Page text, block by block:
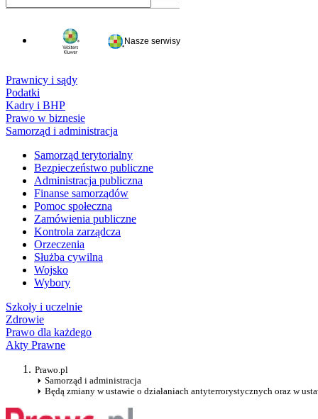
Nasze serwisy
Prawnicy i sądy
Podatki
Kadry i BHP
Prawo w biznesie
Samorząd i administracja
Samorząd terytorialny
Bezpieczeństwo publiczne
Administracja publiczna
Finanse samorządów
Pomoc społeczna
Zamówienia publiczne
Kontrola zarządcza
Orzeczenia
Służba cywilna
Wojsko
Wybory
Szkoły i uczelnie
Zdrowie
Prawo dla każdego
Akty Prawne
Prawo.pl
Samorząd i administracja
Będą zmiany w ustawie o działaniach antyterrorystycznych oraz w